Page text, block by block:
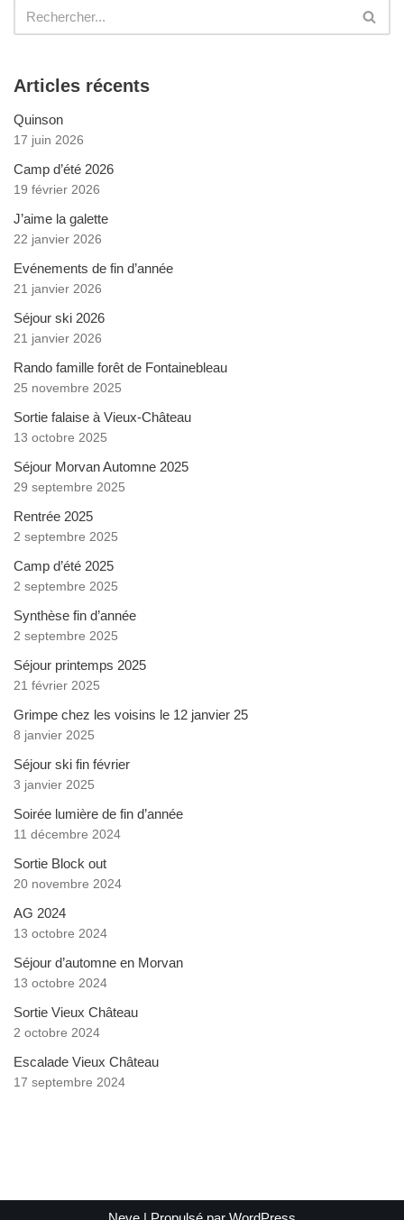
Articles récents
Quinson
17 juin 2026
Camp d’été 2026
19 février 2026
J’aime la galette
22 janvier 2026
Evénements de fin d’année
21 janvier 2026
Séjour ski 2026
21 janvier 2026
Rando famille forêt de Fontainebleau
25 novembre 2025
Sortie falaise à Vieux-Château
13 octobre 2025
Séjour Morvan Automne 2025
29 septembre 2025
Rentrée 2025
2 septembre 2025
Camp d’été 2025
2 septembre 2025
Synthèse fin d’année
2 septembre 2025
Séjour printemps 2025
21 février 2025
Grimpe chez les voisins le 12 janvier 25
8 janvier 2025
Séjour ski fin février
3 janvier 2025
Soirée lumière de fin d’année
11 décembre 2024
Sortie Block out
20 novembre 2024
AG 2024
13 octobre 2024
Séjour d’automne en Morvan
13 octobre 2024
Sortie Vieux Château
2 octobre 2024
Escalade Vieux Château
17 septembre 2024